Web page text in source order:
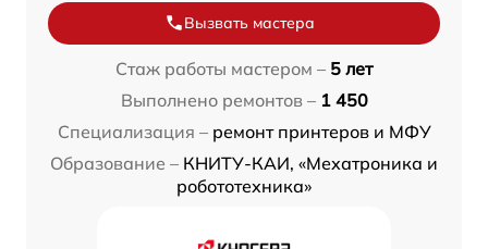
Вызвать мастера
Стаж работы мастером – 5 лет
Выполнено ремонтов – 1 450
Специализация – ремонт принтеров и МФУ
Образование – КНИТУ-КАИ, «Мехатроника и
робототехника»